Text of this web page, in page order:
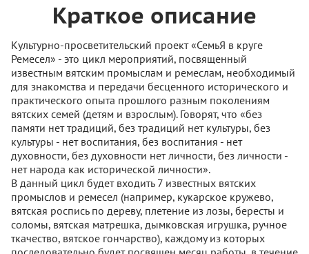
Краткое описание
Культурно-просветительский проект «СемьЯ в круге
Ремесел» - это цикл мероприятий, посвященный
известным вятским промыслам и ремеслам, необходимый
для знакомства и передачи бесценного исторического и
практического опыта прошлого разным поколениям
вятских семей (детям и взрослым). Говорят, что «без
памяти нет традиций, без традиций нет культуры, без
культуры - нет воспитания, без воспитания - нет
духовности, без духовности нет личности, без личности -
нет народа как исторической личности».
В данный цикл будет входить 7 известных вятских
промыслов и ремесел (например, кукарское кружево,
вятская роспись по дереву, плетение из лозы, бересты и
соломы, вятская матрешка, дымковская игрушка, ручное
ткачество, вятское гончарство), каждому из которых